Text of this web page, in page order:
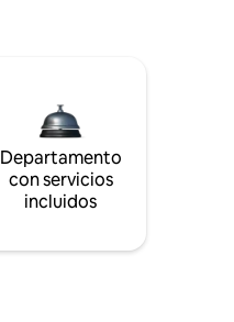
Departamento
con servicios
incluidos